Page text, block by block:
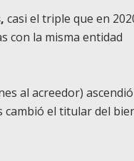
casi el triple que en
con la misma entidad
al acreedor)
cambió el titular del